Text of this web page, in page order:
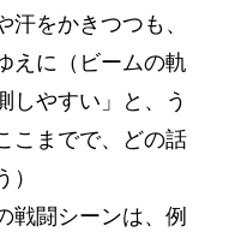
をかきつつも、
えに（ビームの軌
しやすい」と、う
こまでで、どの話
戦闘シーンは、例